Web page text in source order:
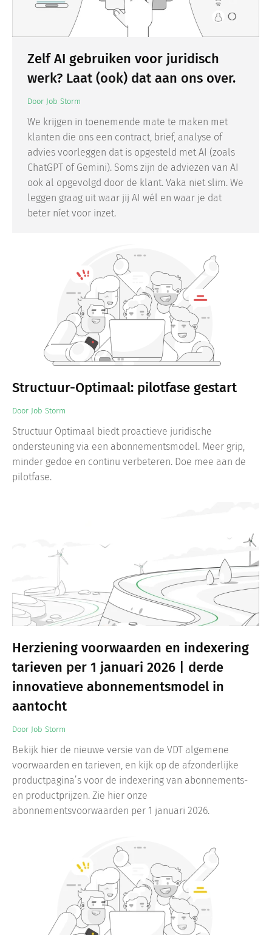
Zelf AI gebruiken voor juridisch
werk? Laat (ook) dat aan ons over.
Door Job Storm
We krijgen in toenemende mate te maken met
klanten die ons een contract, brief, analyse of
advies voorleggen dat is opgesteld met AI (zoals
ChatGPT of Gemini). Soms zijn de adviezen van AI
ook al opgevolgd door de klant. Vaka niet slim. We
leggen graag uit waar jij AI wél en waar je dat
beter níet voor inzet.
Structuur-Optimaal: pilotfase gestart
Door Job Storm
Structuur Optimaal biedt proactieve juridische
ondersteuning via een abonnementsmodel. Meer grip,
minder gedoe en continu verbeteren. Doe mee aan de
pilotfase.
Herziening voorwaarden en indexering
tarieven per 1 januari 2026 | derde
innovatieve abonnementsmodel in
aantocht
Door Job Storm
Bekijk hier de nieuwe versie van de VDT algemene
voorwaarden en tarieven, en kijk op de afzonderlijke
productpagina’s voor de indexering van abonnements-
en productprijzen. Zie hier onze
abonnementsvoorwaarden per 1 januari 2026.